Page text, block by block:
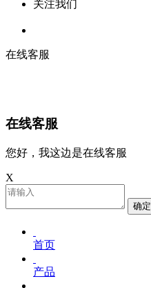
关注我们
在线客服
在线客服
您好，我这边是在线客服
X
确定
首页
产品